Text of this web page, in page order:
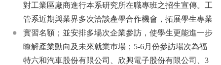
對工業區廠商進行本系研究所在職專班之招生宣傳。工
管系近期與業界多次洽談產學合作機會，拓展學生專業
實習名額；並安排多場次企業參訪，使學生更能進一步
瞭解產業動向及未來就業巿場；5-6月份參訪場次為福
特六和汽車股份有限公司、欣興電子股份有限公司、3